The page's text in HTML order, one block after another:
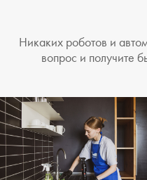
Никаких роботов и
вопрос и получите